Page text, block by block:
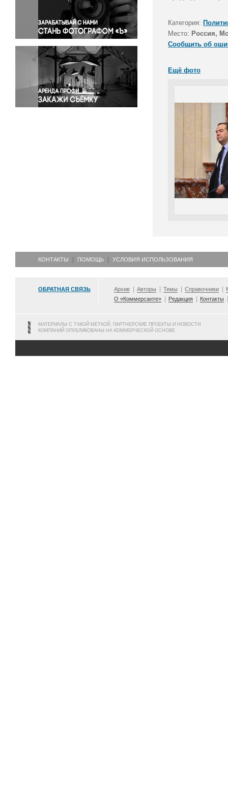
Правосудие
Происшествия и конфликты
Религия
Светская жизнь
Спорт
Экология
Экономика и бизнес
Категория:
Место: Россия,
Сообщить об
Ещё фото
КОНТАКТЫ ПОМОЩЬ УСЛОВИЯ ИСПОЛЬЗОВАНИЯ
ОБРАТНАЯ СВЯЗЬ Архив Авторы Темы Справочники
О «Коммерсанте»
Редакция Контакты
МАТЕРИАЛЫ С ТАКОЙ МЕТКОЙ, ПАРТНЕРСКИЕ ПРОЕКТЫ И НОВОСТИ
КОМПАНИЙ ОПУБЛИКОВАНЫ НА КОММЕРЧЕСКОЙ ОСНОВЕ